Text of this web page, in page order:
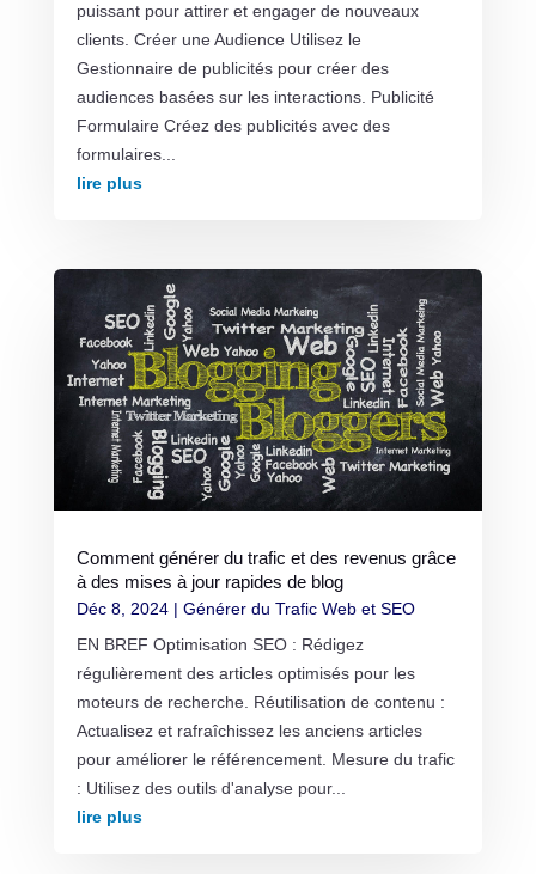
puissant pour attirer et engager de nouveaux
clients. Créer une Audience Utilisez le
Gestionnaire de publicités pour créer des
audiences basées sur les interactions. Publicité
Formulaire Créez des publicités avec des
formulaires...
lire plus
Comment générer du trafic et des revenus grâce
à des mises à jour rapides de blog
Déc 8, 2024| Générer du Trafic Web et SEO
EN BREF Optimisation SEO : Rédigez
régulièrement des articles optimisés pour les
moteurs de recherche. Réutilisation de contenu :
Actualisez et rafraîchissez les anciens articles
pour améliorer le référencement. Mesure du trafic
: Utilisez des outils d'analyse pour...
lire plus